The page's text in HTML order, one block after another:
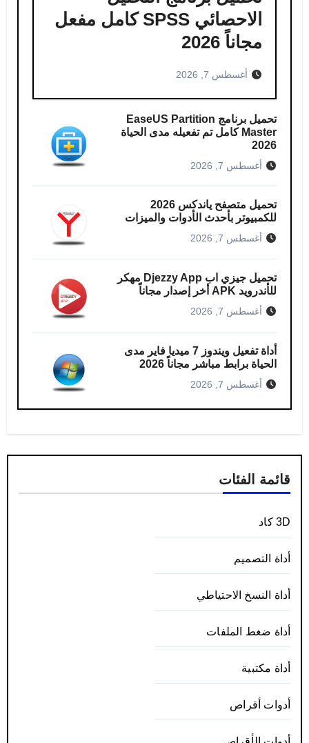
الاحصائي SPSS كامل مفعل
مجاناً 2026
أغسطس 7, 2026
تحميل برنامج EaseUS Partition
Master كامل​ تم تفعيله مدى الحياة
2026
أغسطس 7, 2026
تحميل متصفح ياندكس 2026
للكمبيوتر بأحدث الأدوات والميزات
أغسطس 7, 2026
تحميل جيزي اب Djezzy App مهكر
للأندرويد APK أخر إصدار مجاناً
أغسطس 7, 2026
أداة تفعيل ويندوز 7 ميديا فاير مدى
الحياة برابط مباشر مجاناً 2026
أغسطس 7, 2026
قائمة الفئات
3D كاد
أداة التصميم
أداة النسخ الاحتياطي
أداة ضغط الملفات
أداة مكتبية
أدوات أقراص